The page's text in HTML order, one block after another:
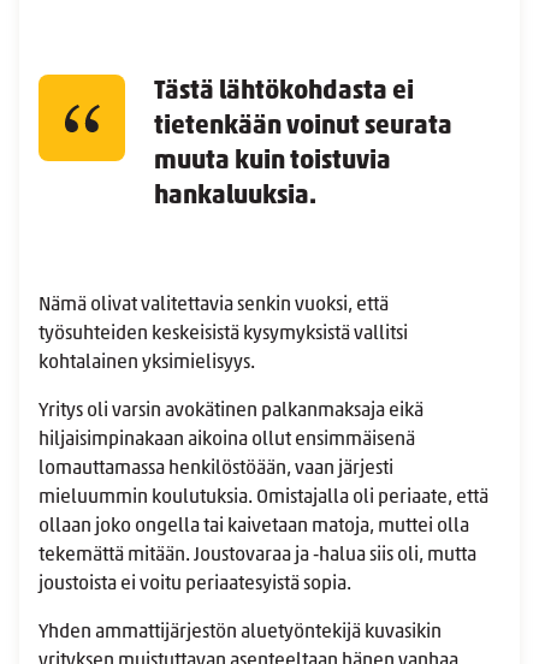
Tästä lähtökohdasta ei
tietenkään voinut seurata
muuta kuin toistuvia
hankaluuksia.
Nämä olivat valitettavia senkin vuoksi, että
työsuhteiden keskeisistä kysymyksistä vallitsi
kohtalainen yksimielisyys.
Yritys oli varsin avokätinen palkanmaksaja eikä
hiljaisimpinakaan aikoina ollut ensimmäisenä
lomauttamassa henkilöstöään, vaan järjesti
mieluummin koulutuksia. Omistajalla oli periaate, että
ollaan joko ongella tai kaivetaan matoja, muttei olla
tekemättä mitään. Joustovaraa ja ‑halua siis oli, mutta
joustoista ei voitu periaatesyistä sopia.
Yhden ammattijärjestön aluetyöntekijä kuvasikin